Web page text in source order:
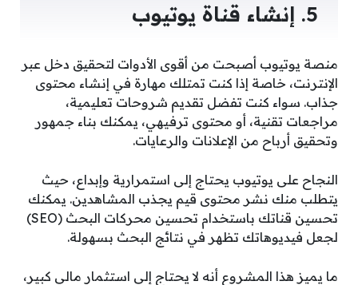
5. إنشاء قناة يوتيوب
منصة يوتيوب أصبحت من أقوى الأدوات لتحقيق دخل عبر
الإنترنت، خاصة إذا كنت تمتلك مهارة في إنشاء محتوى
جذاب. سواء كنت تفضل تقديم شروحات تعليمية،
مراجعات تقنية، أو محتوى ترفيهي، يمكنك بناء جمهور
وتحقيق أرباح من الإعلانات والرعايات.
النجاح على يوتيوب يحتاج إلى استمرارية وإبداع، حيث
يتطلب منك نشر محتوى قيم يجذب المشاهدين. يمكنك
تحسين قناتك باستخدام تحسين محركات البحث (SEO)
لجعل فيديوهاتك تظهر في نتائج البحث بسهولة.
ما يميز هذا المشروع أنه لا يحتاج إلى استثمار مالي كبير،